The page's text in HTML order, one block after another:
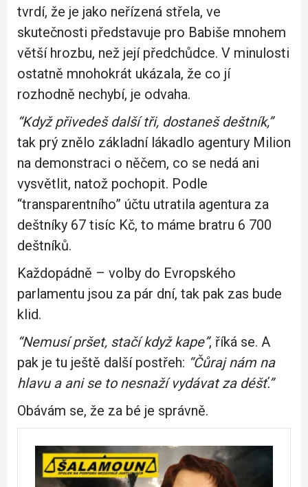
tvrdí, že je jako neřízená střela, ve
skutečnosti představuje pro Babiše mnohem
větší hrozbu, než její předchůdce. V minulosti
ostatně mnohokrát ukázala, že co jí
rozhodně nechybí, je odvaha.
“Když přivedeš další tři, dostaneš deštník,”
tak prý znělo základní lákadlo agentury Milion
na demonstraci o něčem, co se nedá ani
vysvětlit, natož pochopit. Podle
“transparentního” účtu utratila agentura za
deštníky 67 tisíc Kč, to máme bratru 6 700
deštníků.
Každopádně – volby do Evropského
parlamentu jsou za pár dní, tak pak zas bude
klid.
“Nemusí pršet, stačí když kape”, říká se. A
pak je tu ještě další postřeh: “Čůraj nám na
hlavu a ani se to nesnaží vydávat za déšť.”
Obávám se, že za bé je správně.